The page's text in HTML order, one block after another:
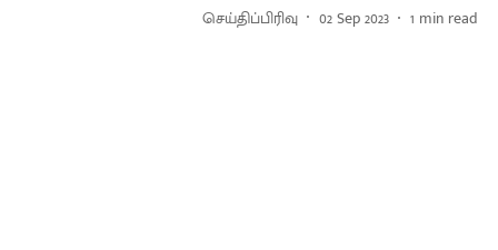
செய்திப்பிரிவு 02 Sep 2023 1 min read